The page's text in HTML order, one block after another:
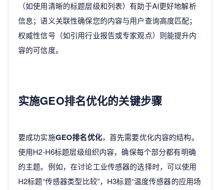
（如使用清晰的标题层级和列表）有助于AI更好地解析
信息；语义关联性确保您的内容与用户查询高度匹配；
权威性信号（如引用行业报告或专家观点）则能提升内
容的可信度。
实施GEO排名优化的关键步骤
要成功实施GEO排名优化，首先需要优化内容的结构。
使用H2-H6标题层级组织内容，确保每个部分都有明确
的主题。例如，在讨论工业传感器的选择时，可以使用
H2标题“传感器类型比较”，H3标题“温度传感器的应用场